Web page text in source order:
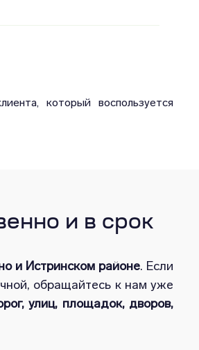
который воспользуется
и в срок
и Истринском районе. Если
обращайтесь к нам уже
улиц, площадок, дворов,